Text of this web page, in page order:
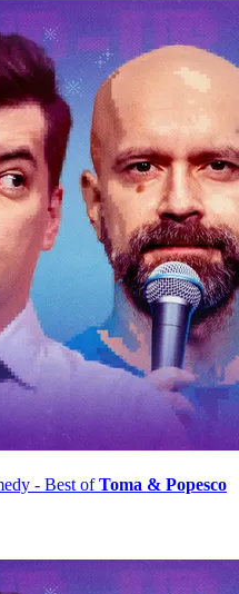
- Best ofToma & Popesco